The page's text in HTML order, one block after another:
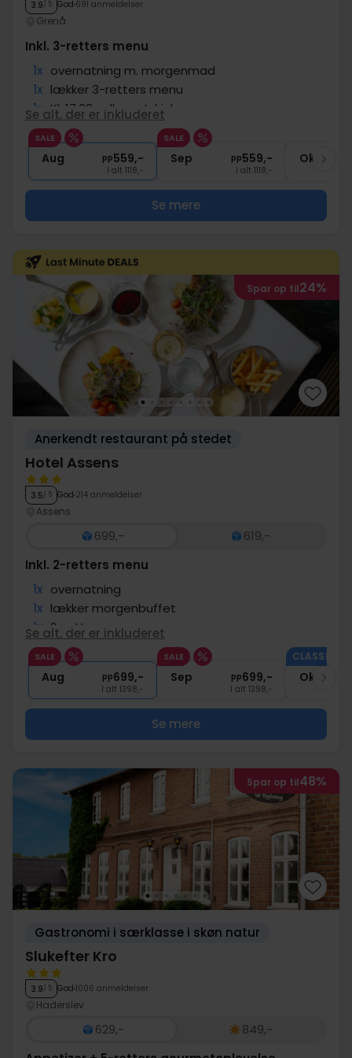
3.9/ 5 God 691 anmeldelser
Grenå
Inkl. 3-retters menu
1x overnatning m. morgenmad
1x lækker 3-retters menu
1x Kl. 17:00 velkomstdrink
∞ Gratis kaffe/te under opholdet
∞ Gratis internet og parkering
Se alt, der er inkluderet
SALE
Aug pp559,-
I alt 1118,-
SALE
Sep pp559,-
I alt 1118,-
Okt
Se mere
Spar op til24%
Anerkendt restaurant på stedet
Hotel Assens
3.5/ 5 God 214 anmeldelser
Assens
699,-
619,-
Inkl. 2-retters menu
1x overnatning
1x lækker morgenbuffet
1x 2-retters menu
∞ Gratis internet
1x kaffe to go
Se alt, der er inkluderet
SALE
Aug pp699,-
I alt 1398,-
SALE
Sep pp699,-
I alt 1398,-
CLASSIC II.
Okt
Se mere
Spar op til48%
Gastronomi i særklasse i skøn natur
Slukefter Kro
3.9/ 5 God 1006 anmeldelser
Haderslev
629,-
849,-